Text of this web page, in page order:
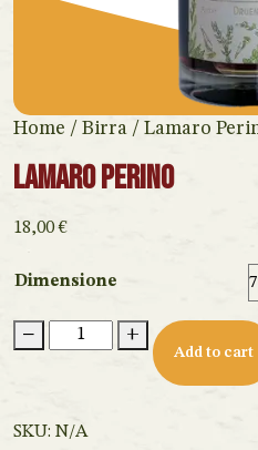
Home / Birra / Lamaro
Lamaro Perino
18,00€
Dimensione
−
Lamaro
Perino
+
Add to cart
SKU: N/A